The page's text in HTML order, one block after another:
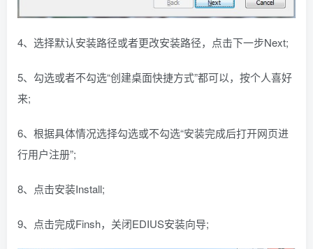
4、选择默认安装路径或者更改安装路径，点击下一步Next;
5、勾选或者不勾选“创建桌面快捷方式”都可以，按个人喜好
来;
6、根据具体情况选择勾选或不勾选“安装完成后打开网页进
行用户注册”;
8、点击安装Install;
9、点击完成Finsh，关闭EDIUS安装向导;